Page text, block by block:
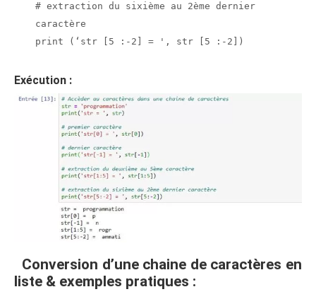
# extraction du sixième au 2ème dernier
caractère
print (‘str [5 :-2] = ', str [5 :-2])
Exécution :
Conversion d’une chaine de caractères en
liste & exemples pratiques :